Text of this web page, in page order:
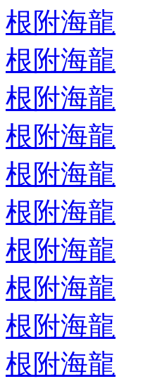
根附海龍
根附海龍
根附海龍
根附海龍
根附海龍
根附海龍
根附海龍
根附海龍
根附海龍
根附海龍